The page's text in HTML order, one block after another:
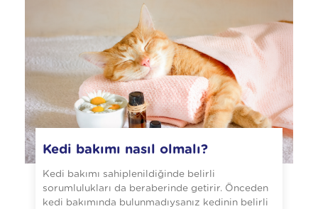
Kedi bakımı nasıl olmalı?
Kedi bakımı sahiplenildiğinde belirli
sorumlulukları da beraberinde getirir. Önceden
kedi bakımında bulunmadıysanız kedinin belirli